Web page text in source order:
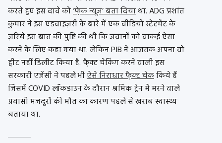
करते हुए इस दावे को‘फे़क न्यूज़’ बता दियाथा. ADG प्रशांत
कुमार ने इस एडवाइज़री के बारे में एक वीडियो स्टेटमेंट के
ज़रिये इस बात की पुष्टि की थी कि जवानों को वाकई ऐसा
करने के लिए कहा गया था. लेकिन PIB ने आजतक अपना वो
ट्वीट नहीं डिलीट किया है. फै़क्ट चेकिंग करने वाली इस
सरकारी एजेंसी ने पहले भीऐसे निराधार फै़क्ट चेककिये हैं
जिसमें COVID लॉकडाउन के दौरान श्रमिक ट्रेन में मरने वाले
प्रवासी मजदूरों की मौत का कारण पहले से ख़राब स्वास्थ्य
बताया था.